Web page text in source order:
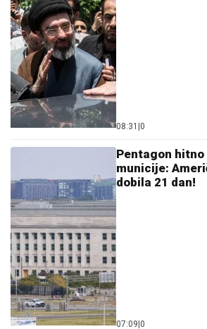
JELENA
MONSTRUOZNE
pretnji Ane Nikolić
sve objavila:
Hitno uključivanje Mustafe Durdžića
detalje video poziva sa Majom:
nju"
AMERIKU POTRESA
DONORA":
od pacijenta koji je